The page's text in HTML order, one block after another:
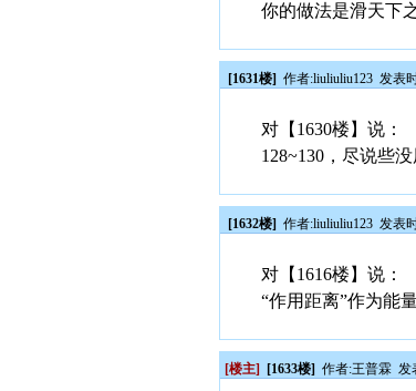
你的做法是滑天下
[1631楼] 作者:liuliuliu123 发表
对【1630楼】说：
128~130，尽说些没
[1632楼] 作者:liuliuliu123 发表
对【1616楼】说：
“作用距离”作为能
[楼主] [1633楼] 作者:王普霖 发